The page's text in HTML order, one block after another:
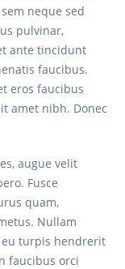
neque sed
pulvinar,
ante tincidunt
faucibus.
eros faucibus
amet nibh. Donec
augue velit
Fusce
quam,
Nullam
turpis hendrerit
faucibus orci